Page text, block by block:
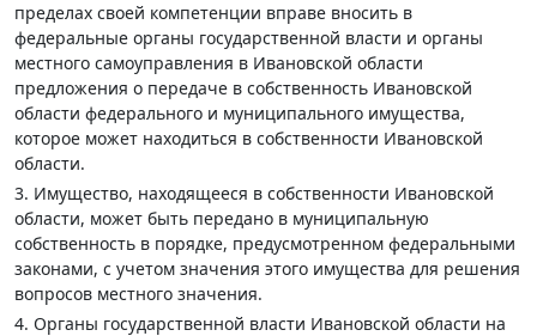
пределах своей компетенции вправе вносить в
федеральные органы государственной власти и органы
местного самоуправления в Ивановской области
предложения о передаче в собственность Ивановской
области федерального и муниципального имущества,
которое может находиться в собственности Ивановской
области.
3. Имущество, находящееся в собственности Ивановской
области, может быть передано в муниципальную
собственность в порядке, предусмотренном федеральными
законами, с учетом значения этого имущества для решения
вопросов местного значения.
4. Органы государственной власти Ивановской области на